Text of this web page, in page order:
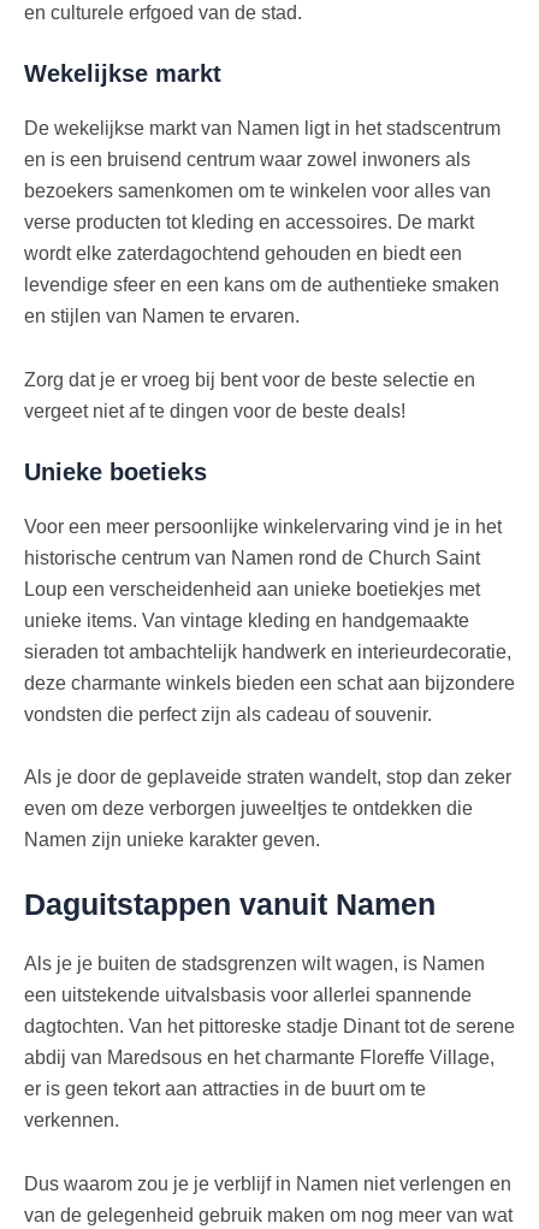
en culturele erfgoed van de stad.
Wekelijkse markt
De wekelijkse markt van Namen ligt in het stadscentrum
en is een bruisend centrum waar zowel inwoners als
bezoekers samenkomen om te winkelen voor alles van
verse producten tot kleding en accessoires. De markt
wordt elke zaterdagochtend gehouden en biedt een
levendige sfeer en een kans om de authentieke smaken
en stijlen van Namen te ervaren.
Zorg dat je er vroeg bij bent voor de beste selectie en
vergeet niet af te dingen voor de beste deals!
Unieke boetieks
Voor een meer persoonlijke winkelervaring vind je in het
historische centrum van Namen rond de Church Saint
Loup een verscheidenheid aan unieke boetiekjes met
unieke items. Van vintage kleding en handgemaakte
sieraden tot ambachtelijk handwerk en interieurdecoratie,
deze charmante winkels bieden een schat aan bijzondere
vondsten die perfect zijn als cadeau of souvenir.
Als je door de geplaveide straten wandelt, stop dan zeker
even om deze verborgen juweeltjes te ontdekken die
Namen zijn unieke karakter geven.
Daguitstappen vanuit Namen
Als je je buiten de stadsgrenzen wilt wagen, is Namen
een uitstekende uitvalsbasis voor allerlei spannende
dagtochten. Van het pittoreske stadje Dinant tot de serene
abdij van Maredsous en het charmante Floreffe Village,
er is geen tekort aan attracties in de buurt om te
verkennen.
Dus waarom zou je je verblijf in Namen niet verlengen en
van de gelegenheid gebruik maken om nog meer van wat